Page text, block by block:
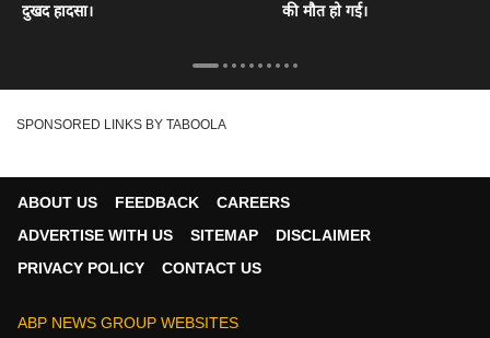
दुखद हादसा।
की मौत हो गई।
SPONSORED LINKS BY TABOOLA
ABOUT US FEEDBACK
CAREERS
ADVERTISE WITH US
SITEMAP
DISCLAIMER
PRIVACY POLICY
CONTACT US
ABP NEWS GROUP WEBSITES